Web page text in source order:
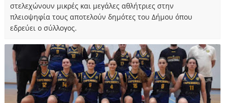
στελεχώνουν μικρές και μεγάλες αθλήτριες στην
πλειοψηφία τους αποτελούν δημότες του Δήμου όπου
εδρεύει ο σύλλογος.